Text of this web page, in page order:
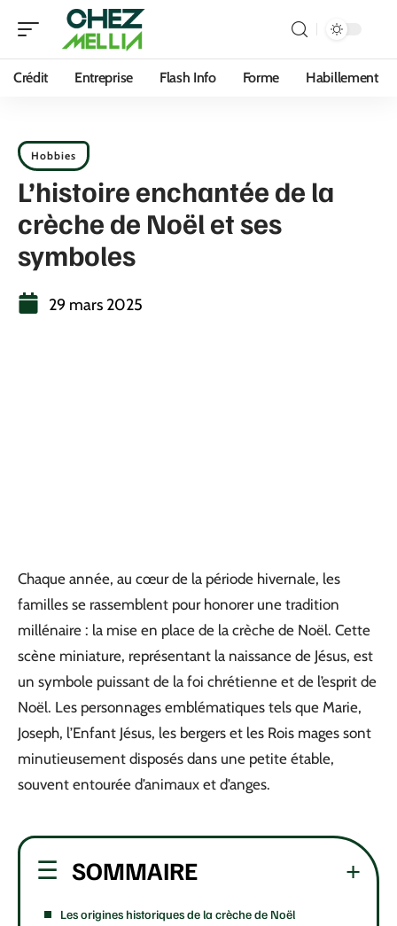
Crédit Entreprise Flash Info Forme Habillement
Hobbies
L’histoire enchantée de la
crèche de Noël et ses
symboles
29 mars 2025
Chaque année, au cœur de la période hivernale, les
familles se rassemblent pour honorer une tradition
millénaire : la mise en place de la crèche de Noël. Cette
scène miniature, représentant la naissance de Jésus, est
un symbole puissant de la foi chrétienne et de l’esprit de
Noël. Les personnages emblématiques tels que Marie,
Joseph, l’Enfant Jésus, les bergers et les Rois mages sont
minutieusement disposés dans une petite étable,
souvent entourée d’animaux et d’anges.
SOMMAIRE
Les origines historiques de la crèche de Noël